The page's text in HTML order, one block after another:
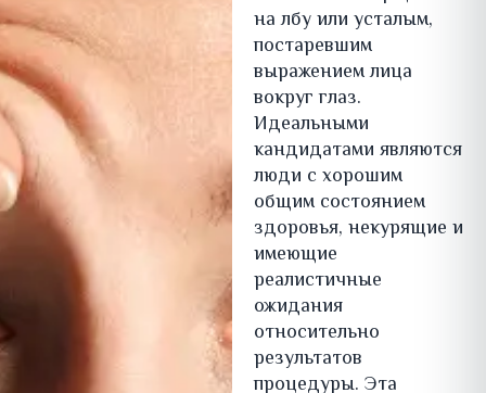
на лбу или усталым,
постаревшим
выражением лица
вокруг глаз.
Идеальными
кандидатами являются
люди с хорошим
общим состоянием
здоровья, некурящие и
имеющие
реалистичные
ожидания
относительно
результатов
процедуры. Эта